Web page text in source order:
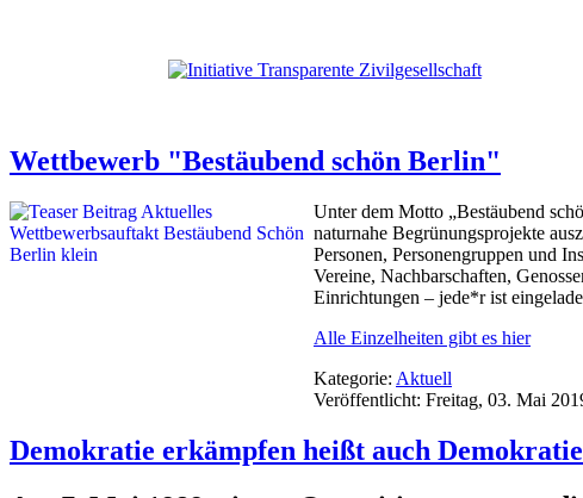
Wettbewerb "Bestäubend schön Berlin"
Unter dem Motto „Bestäubend
naturnahe Begrünungsprojekte
Personen, Personengruppen und
Vereine, Nachbarschaften,
Einrichtungen – jede*r ist
Alle Einzelheiten gibt es hier
Kategorie: Aktuell
Veröffentlicht: Freitag, 03. Mai
Demokratie erkämpfen heißt auch